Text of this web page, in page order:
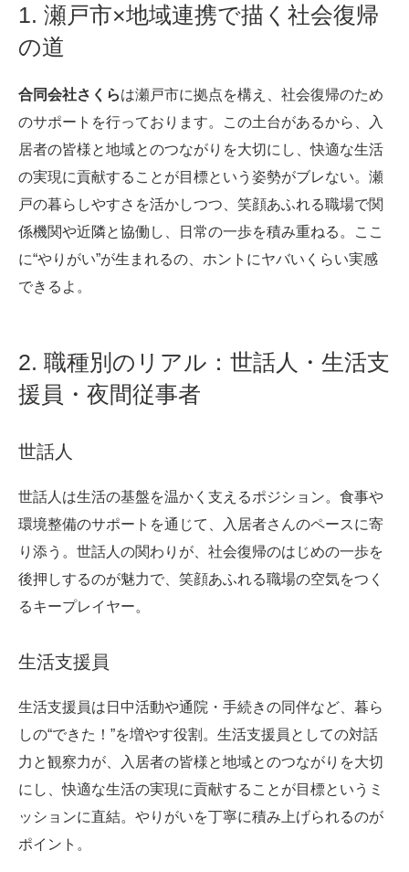
1. 瀬戸市×地域連携で描く社会復帰
の道
合同会社さくらは瀬戸市に拠点を構え、社会復帰のため
のサポートを行っております。この土台があるから、入
居者の皆様と地域とのつながりを大切にし、快適な生活
の実現に貢献することが目標という姿勢がブレない。瀬
戸の暮らしやすさを活かしつつ、笑顔あふれる職場で関
係機関や近隣と協働し、日常の一歩を積み重ねる。ここ
に“やりがい”が生まれるの、ホントにヤバいくらい実感
できるよ。
2. 職種別のリアル：世話人・生活支
援員・夜間従事者
世話人
世話人は生活の基盤を温かく支えるポジション。食事や
環境整備のサポートを通じて、入居者さんのペースに寄
り添う。世話人の関わりが、社会復帰のはじめの一歩を
後押しするのが魅力で、笑顔あふれる職場の空気をつく
るキープレイヤー。
生活支援員
生活支援員は日中活動や通院・手続きの同伴など、暮ら
しの“できた！”を増やす役割。生活支援員としての対話
力と観察力が、入居者の皆様と地域とのつながりを大切
にし、快適な生活の実現に貢献することが目標というミ
ッションに直結。やりがいを丁寧に積み上げられるのが
ポイント。